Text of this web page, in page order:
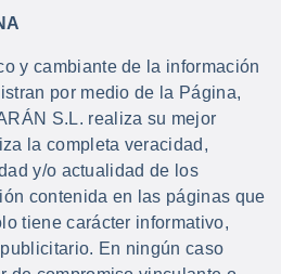
y cambiante de la información
por medio de la Página,
S.L. realiza su mejor
la completa veracidad,
y/o actualidad de los
contenida en las páginas que
tiene carácter informativo,
En ningún caso